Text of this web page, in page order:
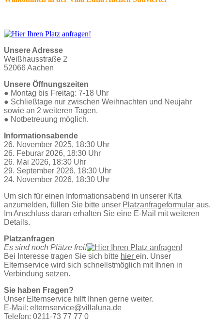
Unsere Adresse
Weißhausstraße 2
52066 Aachen
Unsere Öffnungszeiten
● Montag bis Freitag: 7-18 Uhr
● Schließtage nur zwischen Weihnachten und Neujahr
sowie an 2 weiteren Tagen.
● Notbetreuung möglich.
Informationsabende
26. November 2025, 18:30 Uhr
26. Feburar 2026, 18:30 Uhr
26. Mai 2026, 18:30 Uhr
29. September 2026, 18:30 Uhr
24. November 2026, 18:30 Uhr
Um sich für einen Informationsabend in unserer Kita
anzumelden, füllen Sie bitte unser Platzanfrageformular aus.
Im Anschluss daran erhalten Sie eine E-Mail mit weiteren
Details.
Platzanfragen
Es sind noch Plätze frei!
Bei Interesse tragen Sie sich bitte hier ein. Unser
Elternservice wird sich schnellstmöglich mit Ihnen in
Verbindung setzen.
Sie haben Fragen?
Unser Elternservice hilft Ihnen gerne weiter.
E-Mail: elternservice@villaluna.de
Telefon: 0211-73 77 77 0